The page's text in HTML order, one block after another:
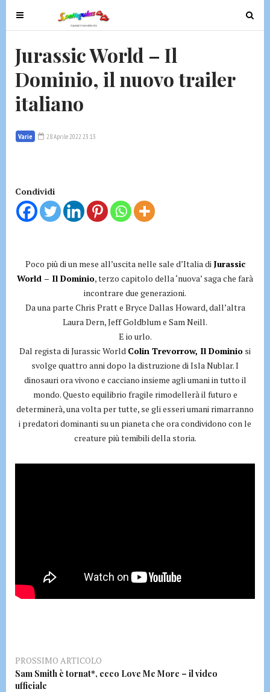
T
o
l
e
n
v
i
t
o
T
o
Jurassic World – Il
Dominio, il nuovo trailer
italiano
Varie 28 Aprile 2022 23:13
Condividi
Poco più di un mese all’uscita nelle sale d’Italia di Jurassic
World – Il Dominio, terzo capitolo della ‘nuova’ saga che farà
incontrare due generazioni.
Da una parte Chris Pratt e Bryce Dallas Howard, dall’altra
Laura Dern, Jeff Goldblum e Sam Neill.
E io urlo.
Dal regista di Jurassic World Colin Trevorrow, Il Dominio si
svolge quattro anni dopo la distruzione di Isla Nublar. I
dinosauri ora vivono e cacciano insieme agli umani in tutto il
mondo. Questo equilibrio fragile rimodellerà il futuro e
determinerà, una volta per tutte, se gli esseri umani rimarranno
i predatori dominanti su un pianeta che ora condividono con le
creature più temibili della storia.
PROSSIMO ARTICOLO
Sam Smith è tornat*, ecco Love Me More – il video
ufficiale